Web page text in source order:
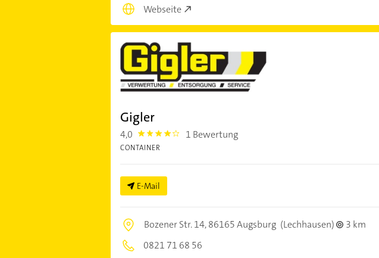
Webseite
Gigler
4,0 4.0 1 Bewertung
CONTAINER
E-Mail
Bozener Str. 14,86165 Augsburg (Lechhausen)
3 km
0821 71 68 56